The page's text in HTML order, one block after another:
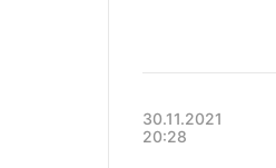
30.11.2021
20:28